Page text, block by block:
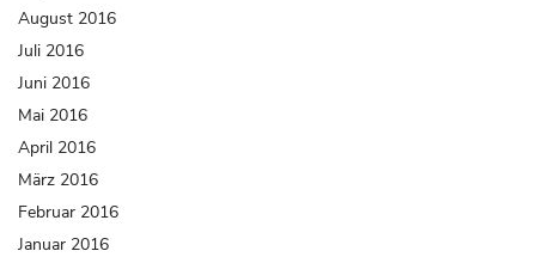
August 2016
Juli 2016
Juni 2016
Mai 2016
April 2016
März 2016
Februar 2016
Januar 2016